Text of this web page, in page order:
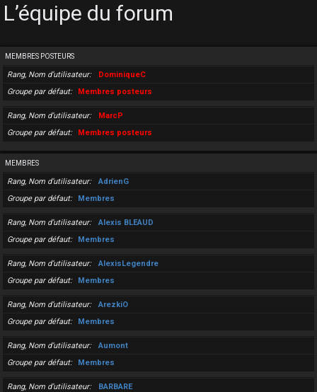
L’équipe du forum
MEMBRES POSTEURS
Rang, Nom d’utilisateur
DominiqueC
Groupe par défaut
Membres posteurs
Rang, Nom d’utilisateur
MarcP
Groupe par défaut
Membres posteurs
MEMBRES
Rang, Nom d’utilisateur
AdrienG
Groupe par défaut
Membres
Rang, Nom d’utilisateur
Alexis BLEAUD
Groupe par défaut
Membres
Rang, Nom d’utilisateur
AlexisLegendre
Groupe par défaut
Membres
Rang, Nom d’utilisateur
ArezkiO
Groupe par défaut
Membres
Rang, Nom d’utilisateur
Aumont
Groupe par défaut
Membres
Rang, Nom d’utilisateur
BARBARE